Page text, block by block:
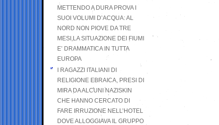
METTENDO A DURA PROVA I
SUOI VOLUMI D’ACQUA: AL
NORD NON PIOVE DA TRE
MESI,LA SITUAZIONE DEI FIUMI
E’ DRAMMATICA IN TUTTA
EUROPA
I RAGAZZI ITALIANI DI
RELIGIONE EBRAICA, PRESI DI
MIRA DA ALCUNI NAZISKIN
CHE HANNO CERCATO DI
FARE IRRUZIONE NELL’HOTEL
DOVE ALLOGGIAVA IL GRUPPO